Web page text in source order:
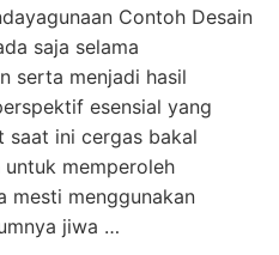
Contoh Desain
saja selama
serta menjadi hasil
esensial yang
saat ini cergas bakal
memperoleh
mesti menggunakan
jiwa …